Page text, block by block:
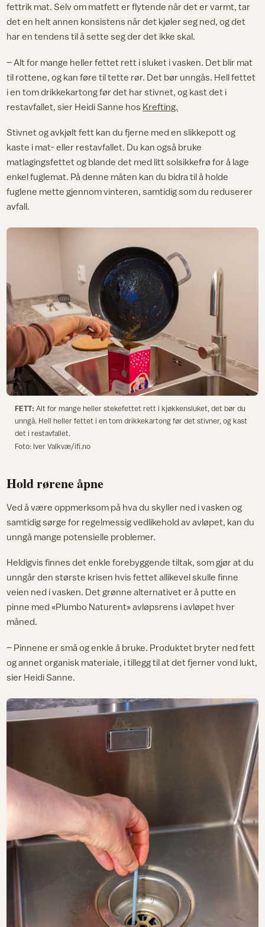
fettrik mat. Selv om matfett er flytende når det er varmt, tar
det en helt annen konsistens når det kjøler seg ned, og det
har en tendens til å sette seg der det ikke skal.
– Alt for mange heller fettet rett i sluket i vasken. Det blir mat
til rottene, og kan føre til tette rør. Det bør unngås. Hell fettet
i en tom drikkekartong før det har stivnet, og kast det i
restavfallet, sier Heidi Sanne hos Krefting.
Stivnet og avkjølt fett kan du fjerne med en slikkepott og
kaste i mat- eller restavfallet. Du kan også bruke
matlagingsfettet og blande det med litt solsikkefrø for å lage
enkel fuglemat. På denne måten kan du bidra til å holde
fuglene mette gjennom vinteren, samtidig som du reduserer
avfall.
FETT: Alt for mange heller stekefettet rett i kjøkkensluket, det bør du
unngå. Hell heller fettet i en tom drikkekartong før det stivner, og kast
det i restavfallet.
Foto: Iver Valkvæ/ifi.no
Hold rørene åpne
Ved å være oppmerksom på hva du skyller ned i vasken og
samtidig sørge for regelmessig vedlikehold av avløpet, kan du
unngå mange potensielle problemer.
Heldigvis finnes det enkle forebyggende tiltak, som gjør at du
unngår den største krisen hvis fettet allikevel skulle finne
veien ned i vasken. Det grønne alternativet er å putte en
pinne med «Plumbo Naturent» avløpsrens i avløpet hver
måned.
– Pinnene er små og enkle å bruke. Produktet bryter ned fett
og annet organisk materiale, i tillegg til at det fjerner vond lukt,
sier Heidi Sanne.